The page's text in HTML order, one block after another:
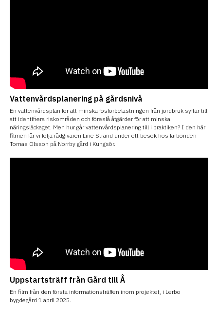
Vattenvårdsplanering på gårdsnivå
En vattenvårdsplan för att minska fosforbelastningen från jordbruk syftar till
att identifiera riskområden och föreslå åtgärder för att minska
näringsläckaget. Men hur går vattenvårdsplanering till i praktiken? I den här
filmen får vi följa rådgivaren Line Strand under ett besök hos fårbonden
Tomas Olsson på Norrby gård i Kungsör.
Uppstartsträff från Gård till Å
En film från den första informationsträffen inom projektet, i Lerbo
bygdegård 1 april 2025.